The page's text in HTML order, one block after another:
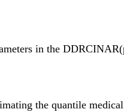
in the
the quantile